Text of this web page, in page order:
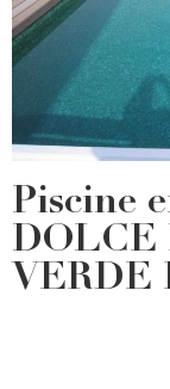
Piscine
DOLCE
VERDE